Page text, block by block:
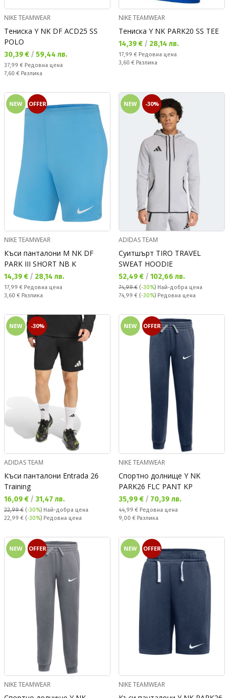
NIKE TEAMWEAR
Тениска Y NK DF ACD25 SS
POLO
Текуща цена:
30,39 € / 59,44 лв.
Редовна цена:
37,99 € Редовна цена
Спестявате:
7,60 € Разлика
NIKE TEAMWEAR
Тениска Y NK PARK20 SS TEE
Текуща цена:
14,39 € / 28,14 лв.
Редовна цена:
17,99 € Редовна цена
Спестявате:
3,60 € Разлика
NEW OFFER
NIKE TEAMWEAR
Къси панталони M NK DF
PARK III SHORT NB K
Текуща цена:
14,39 € / 28,14 лв.
Редовна цена:
17,99 € Редовна цена
Спестявате:
3,60 € Разлика
NEW -30%
ADIDAS TEAM
Суитшърт TIRO TRAVEL
SWEAT HOODIE
Текуща цена:
52,49 € / 102,66 лв.
74,99 € (-30%) Най-добра цена
Редовна цена:
74,99 € (-30%) Редовна цена
NEW -30%
ADIDAS TEAM
Къси панталони Entrada 26
Training
Текуща цена:
16,09 € / 31,47 лв.
22,99 € (-30%) Най-добра цена
Редовна цена:
22,99 € (-30%) Редовна цена
NEW OFFER
NIKE TEAMWEAR
Спортно долнище Y NK
PARK26 FLC PANT KP
Текуща цена:
35,99 € / 70,39 лв.
Редовна цена:
44,99 € Редовна цена
Спестявате:
9,00 € Разлика
NEW OFFER
NIKE TEAMWEAR
NEW OFFER
NIKE TEAMWEAR